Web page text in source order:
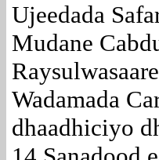
Ujeedada
Mudane
Wadamada
dhaadhiciyo